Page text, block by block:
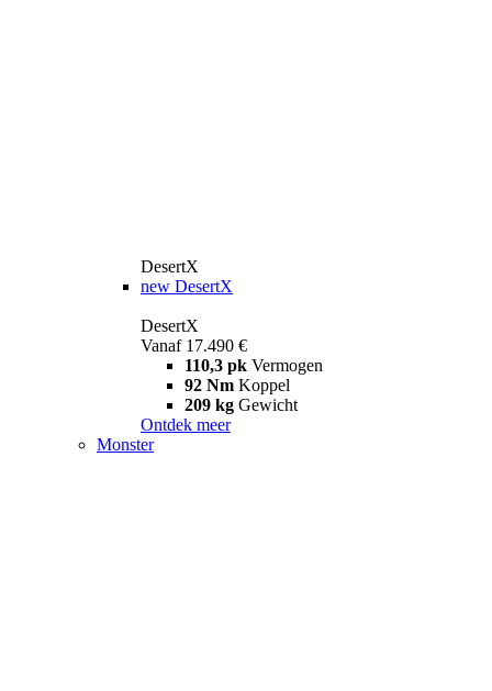
DesertX
new DesertX
DesertX
Vanaf 17.490 €
110,3 pk Vermogen
92 Nm Koppel
209 kg Gewicht
Ontdek meer
Monster